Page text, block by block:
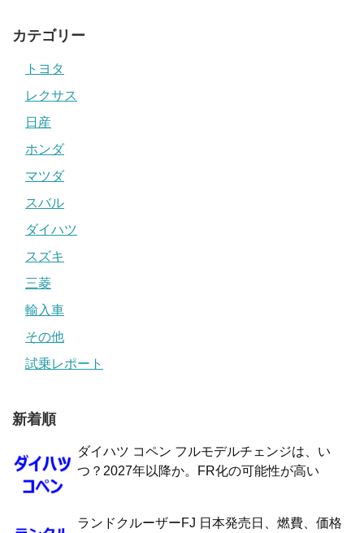
カテゴリー
トヨタ
レクサス
日産
ホンダ
マツダ
スバル
ダイハツ
スズキ
三菱
輸入車
その他
試乗レポート
新着順
ダイハツ コペン フルモデルチェンジは、い
つ？2027年以降か。FR化の可能性が高い
ランドクルーザーFJ 日本発売日、燃費、価格